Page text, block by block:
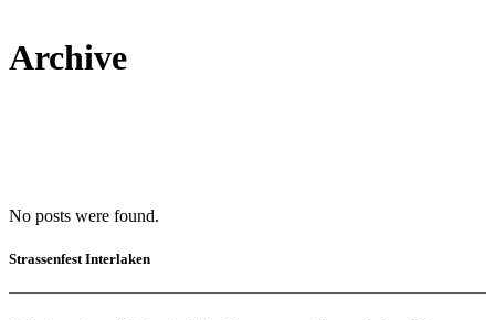
Archive
No posts were found.
Strassenfest Interlaken